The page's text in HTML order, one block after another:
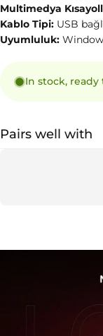
Multimedya
Kablo Tipi: USB
Uyumluluk:
In stock, ready
Pairs well with